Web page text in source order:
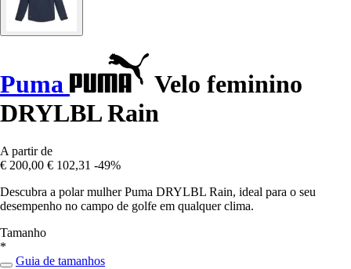
Puma
Velo feminino
DRYLBL Rain
A partir de
€ 200,00 € 102,31 -49%
Descubra a polar mulher Puma DRYLBL Rain, ideal para o seu
desempenho no campo de golfe em qualquer clima.
Tamanho
*
Guia de tamanhos